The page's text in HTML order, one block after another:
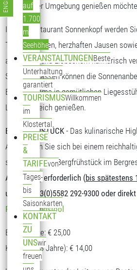
auf
1.700
m
Seehöhe
VERANSTALTUNGENBeste
Unterhaltung
garantiert
TOURISMUSWillkommen
im
Klostertal
PREISE
&
TARIFEvon
Tages-
bis
Saisonkarten
KONTAKT
ZU
UNSwir
freuen
traumhafter Umgebung genießen
Im Bergrestaurant Sonnenkopf werden
Tagesgerichten, herzhaften Jausen
an Kuchen und Eisbechern kulinarisch
Sonnenterrassen können die
Bergpanorama in gemütlichen
Loungebereich genießen.
BERGFRÜHSTÜCK - Das kulinarische
Art. Stärken Sie sich bei einem
schmackhaften Bergfrühstück im
Anmeldung erforderlich (bis spätestens
unter T: +43(0)5582 292-9300 oder
Reservierungstool
Erwachsene: € 25,00
Kinder (5-13 Jahre): € 14,00